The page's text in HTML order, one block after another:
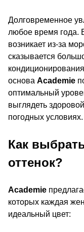
Долговременное
любое время года.
возникает из-за
сказывается
основа Academie
оптимальный
выглядеть
погодных условиях.
Как
оттенок?
Academie
которых каждая
идеальный цвет: